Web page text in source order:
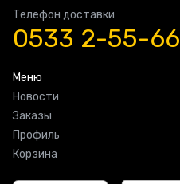
Телефон доставки
0533 2-55-66
Меню
Новости
Заказы
Профиль
Корзина